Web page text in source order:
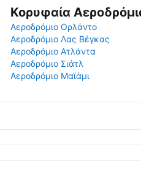
Κορυφαία
Αεροδρόμιο Ορλάντο
Αεροδρόμιο Λας Βέγκας
Αεροδρόμιο Ατλάντα
Αεροδρόμιο Σιάτλ
Αεροδρόμιο Μαϊάμι